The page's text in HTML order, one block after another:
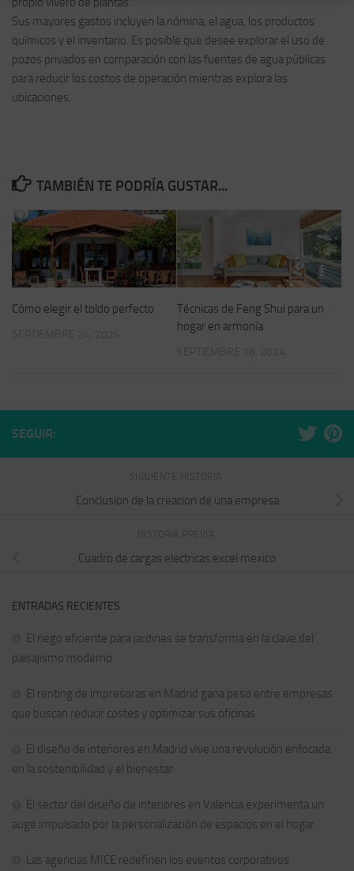
Sus mayores gastos incluyen la nómina, el agua, los productos
químicos y el inventario. Es posible que desee explorar el uso de
pozos privados en comparación con las fuentes de agua públicas
para reducir los costos de operación mientras explora las
ubicaciones.
TAMBIÉN TE PODRÍA GUSTAR...
Cómo elegir el toldo perfecto
Técnicas de Feng Shui para un
hogar en armonía
SEGUIR:
Conclusion de la creacion de una empresa
Cuadro de cargas electricas excel mexico
ENTRADAS RECIENTES
El riego eficiente para jardines se transforma en la clave del
paisajismo moderno
El renting de impresoras en Madrid gana peso entre empresas
que buscan reducir costes y optimizar sus oficinas
El diseño de interiores en Madrid vive una revolución enfocada
en la sostenibilidad y el bienestar
El sector del diseño de interiores en Valencia experimenta un
auge impulsado por la personalización de espacios en el hogar
Las agencias MICE redefinen los eventos corporativos